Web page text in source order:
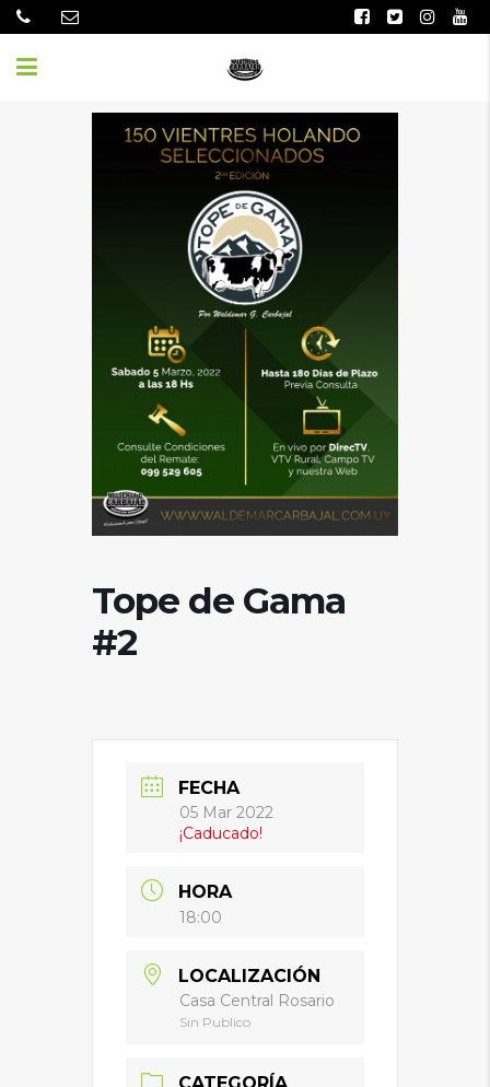
Tope de Gama
#2
FECHA
05 Mar 2022
¡Caducado!
HORA
18:00
LOCALIZACIÓN
Casa Central Rosario
Sin Publico